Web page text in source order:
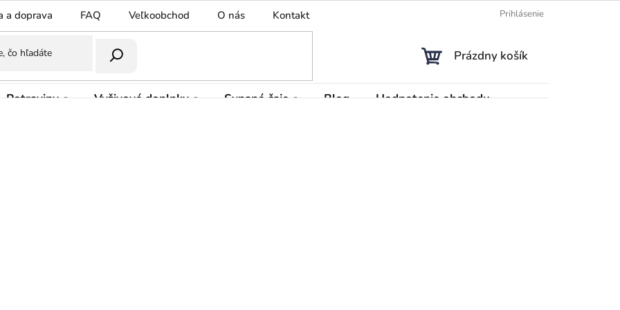
a doprava FAQ Veľkoobchod O nás Kontakt Prihlásenie
NÁKUPNÝ
Prázdny košík
Potraviny Vyživové doplnky Sypané čaje Blog Hodnotenie obchodu